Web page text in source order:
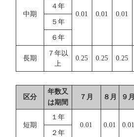
中期 0.01 0.01 0.01
４年
５年
６年
長期
７年以
上
0.25 0.25 0.25
区分
年数又
は期間
７月 ８月 ９月
短期
１年
0.01
0.01 0.01
２年